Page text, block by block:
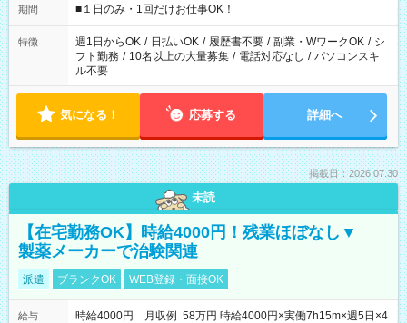
げるお仕事も！ ご希望のお時間に合わせてご紹介！ ※シフトは
ください！
期間 ■１日のみ・1回だけお仕事OK！
特徴 週1日からOK / 日払いOK / 履歴書不要 / 副業・WワークOK / シ
フト勤務 / 10名以上の大量募集 / 電話対応なし / パソコンスキ
ル不要
気になる！ 応募する 詳細へ
掲載日：2026.07.30
未読
【在宅勤務OK】時給4000円！残業ほぼなし▼
製薬メーカーで治験関連
派遣 ブランクOK WEB登録・面接OK
給与
時給4000円 月収例 58万円 時給4000円×実働7h15m×週5日×4